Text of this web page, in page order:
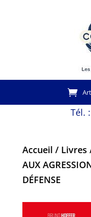
Tél. :
Accueil / Livres
AUX
DÉFENSE